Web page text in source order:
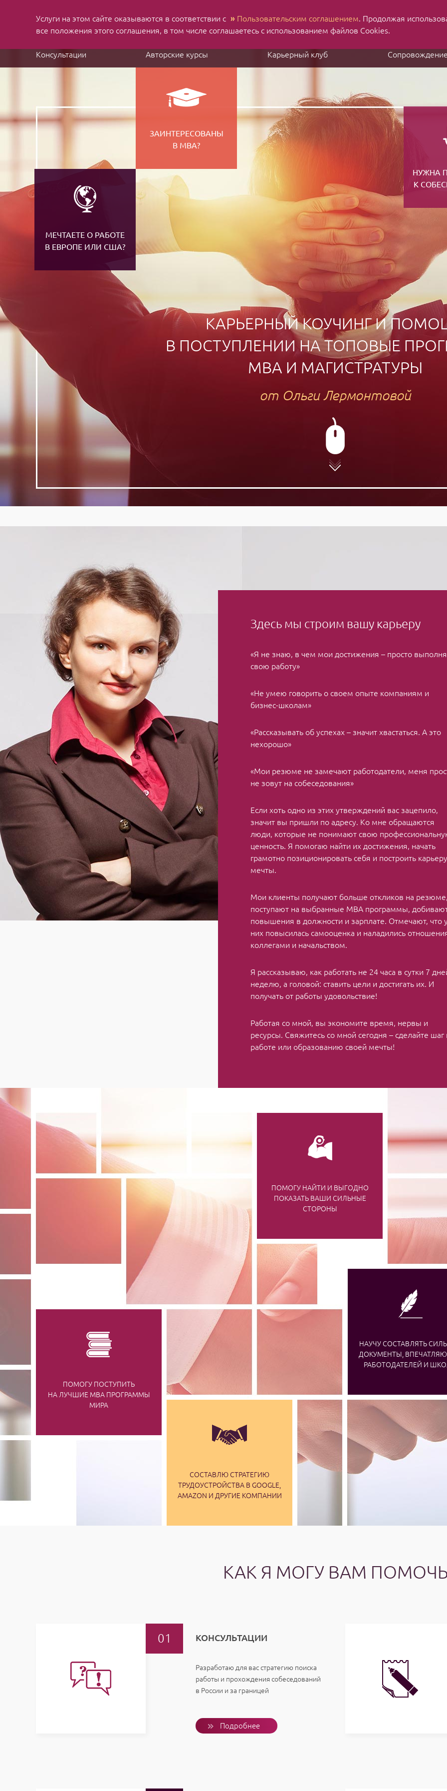
MBA applications
Ru En
Консультации Авторские курсы Карьерный клуб
НУЖНА
К
ЗАИНТЕРЕСОВАНЫ
В МВА?
МЕЧТАЕТЕ О РАБОТЕ
В ЕВРОПЕ ИЛИ США?
КАРЬЕРНЫЙ КОУЧИНГ И
В ПОСТУПЛЕНИИ НА ТОПОВЫЕ
MBA И МАГИСТРАТУРЫ
от Ольги Лермонтовой
Здесь мы строим вашу карьеру
«Я не знаю, в чем мои достижения – просто
свою работу»
«Не умею говорить о своем опыте компаниям и
бизнес-школам»
«Рассказывать об успехах – значит хвастаться. А это
нехорошо»
«Мои резюме не замечают работодатели, меня
не зовут на собеседования»
Если хоть одно из этих утверждений вас зацепило,
значит вы пришли по адресу. Ко мне обращаются
люди, которые не понимают свою
ценность. Я помогаю найти их достижения, начать
грамотно позиционировать себя и построить карьеру
мечты.
Мои клиенты получают больше откликов на резюме,
поступают на выбранные MBA программы,
повышения в должности и зарплате. Отмечают, что у
них повысилась самооценка и наладились
коллегами и начальством.
Я рассказываю, как работать не 24 часа в сутки 7
неделю, а головой: ставить цели и достигать их. И
получать от работы удовольствие!
Работая со мной, вы экономите время, нервы и
ресурсы. Свяжитесь со мной сегодня – сделайте шаг
работе или образованию своей мечты!
НАУЧУ СОСТАВЛЯТЬ
ДОКУМЕНТЫ,
РАБОТОДАТЕЛЕЙ И
ПОМОГУ НАЙТИ И ВЫГОДНО
ПОКАЗАТЬ ВАШИ СИЛЬНЫЕ
СТОРОНЫ
СОСТАВЛЮ СТРАТЕГИЮ
ТРУДОУСТРОЙСТВА В GOOGLE,
AMAZON И ДРУГИЕ КОМПАНИИ
ПОМОГУ ПОСТУПИТЬ
НА ЛУЧШИЕ MBA ПРОГРАММЫ
МИРА
КАК Я МОГУ ВАМ
КОНСУЛЬТАЦИИ
Разработаю для вас стратегию поиска
работы и прохождения собеседований
в России и за границей
Подробнее
Услуги на этом сайте оказываются в соответствии с » Пользовательским соглашением. Продолжая
все положения этого соглашения, в том числе соглашаетесь с использованием файлов Cookies.